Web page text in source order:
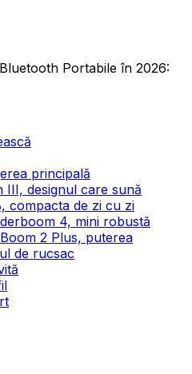
Portabile în 2026:
principală
III, designul care sună
compacta de zi cu zi
4, mini robustă
2 Plus, puterea
de rucsac